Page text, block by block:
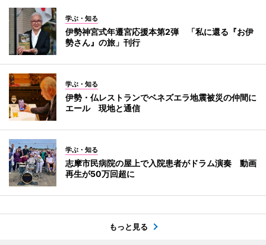
学ぶ・知る
伊勢神宮式年遷宮応援本第2弾 「私に還る『お伊
勢さん』の旅」刊行
学ぶ・知る
伊勢・仏レストランでベネズエラ地震被災の仲間に
エール 現地と通信
学ぶ・知る
志摩市民病院の屋上で入院患者がドラム演奏 動画
再生が50万回超に
もっと見る